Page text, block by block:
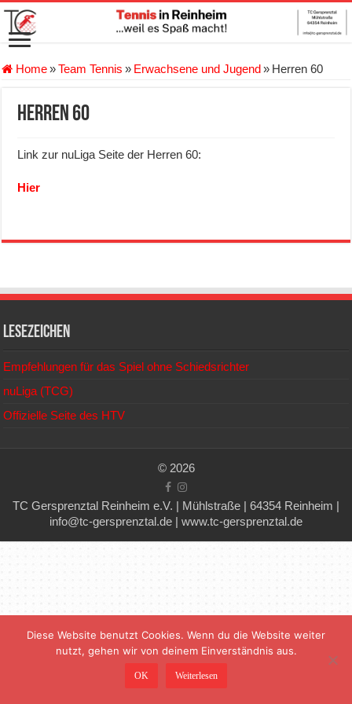
Home»Team Tennis » Erwachsene und Jugend» Herren 60
Herren 60
Link zur nuLiga Seite der Herren 60:
Hier
Lesezeichen
Empfehlungen für das Spiel ohne Schiedsrichter
nuLiga (TCG)
Offizielle Seite des HTV
© 2026
TC Gersprenztal Reinheim e.V. | Mühlstraße | 64354 Reinheim |
info@tc-gersprenztal.de | www.tc-gersprenztal.de
Diese Website benutzt Cookies. Wenn du die Website weiter
nutzt, gehen wir von deinem Einverständnis aus.
OK Weiterlesen